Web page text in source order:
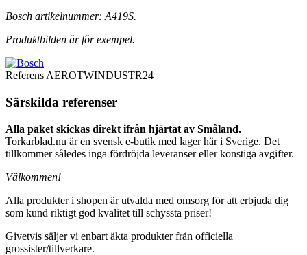
Bosch artikelnummer: A419S.
Produktbilden är för exempel.
ReferensAEROTWINDUSTR24
Särskilda referenser
Alla paket skickas direkt ifrån hjärtat av Småland.
Torkarblad.nu är en svensk e-butik med lager här i Sverige. Det
tillkommer således inga fördröjda leveranser eller konstiga avgifter.
Välkommen!
Alla produkter i shopen är utvalda med omsorg för att erbjuda dig
som kund riktigt god kvalitet till schyssta priser!
Givetvis säljer vi enbart äkta produkter från officiella
grossister/tillverkare.